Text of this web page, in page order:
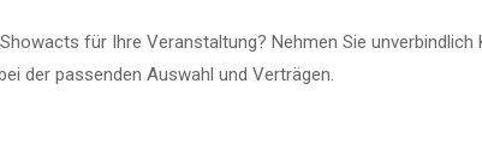
für Ihre Veranstaltung? Nehmen Sie
der passenden Auswahl und Verträgen.